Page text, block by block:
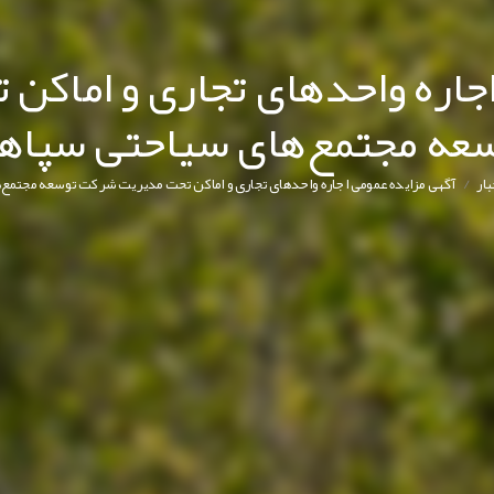
واحدهای تجاری و
مجتمع‌های سیاحتی /آگهی مزایده عمومی اجاره واحدهای تجاری و اماکن تحت مدیریت شرکت توسعه